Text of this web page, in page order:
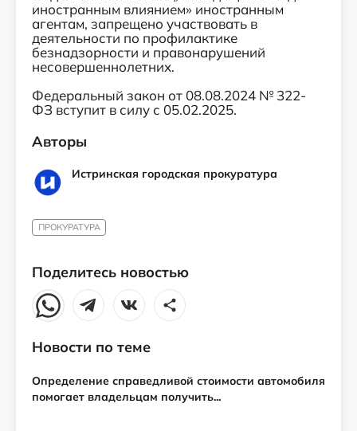
иностранным влиянием» иностранным
агентам, запрещено участвовать в
деятельности по профилактике
безнадзорности и правонарушений
несовершеннолетних.
Федеральный закон от 08.08.2024 № 322-
ФЗ вступит в силу с 05.02.2025.
Авторы
Истринская городская прокуратура
ПРОКУРАТУРА
Поделитесь новостью
Новости по теме
Определение справедливой стоимости автомобиля
помогает владельцам получить...